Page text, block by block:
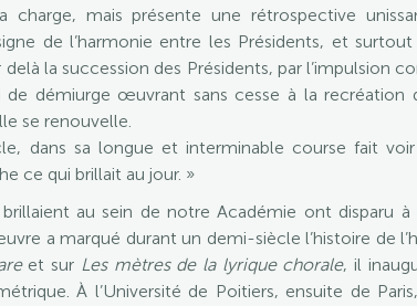
charge, mais présente une rétrospective
de l’harmonie entre les Présidents, et
la succession des Présidents, par l’impulsion
de démiurge œuvrant sans cesse à la recréation
se renouvelle.
dans sa longue et interminable course fait
ce qui brillait au jour. »
au sein de notre Académie ont disparu
a marqué durant un demi-siècle l’histoire de
et sur Les mètres de la lyrique chorale, il
À l’Université de Poitiers, ensuite de